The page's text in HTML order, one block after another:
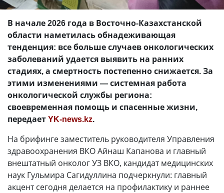
В начале 2026 года в Восточно-Казахстанской
области наметилась обнадеживающая
тенденция: все больше случаев онкологических
заболеваний удается выявить на ранних
стадиях, а смертность постепенно снижается. За
этими изменениями — системная работа
онкологической службы региона:
своевременная помощь и спасенные жизни,
передаетYK-news.kz.
На брифинге заместитель руководителя Управления
здравоохранения ВКО Айнаш Капанова и главный
внештатный онколог УЗ ВКО, кандидат медицинских
наук Гульмира Сагидуллина подчеркнули: главный
акцент сегодня делается на профилактику и раннее